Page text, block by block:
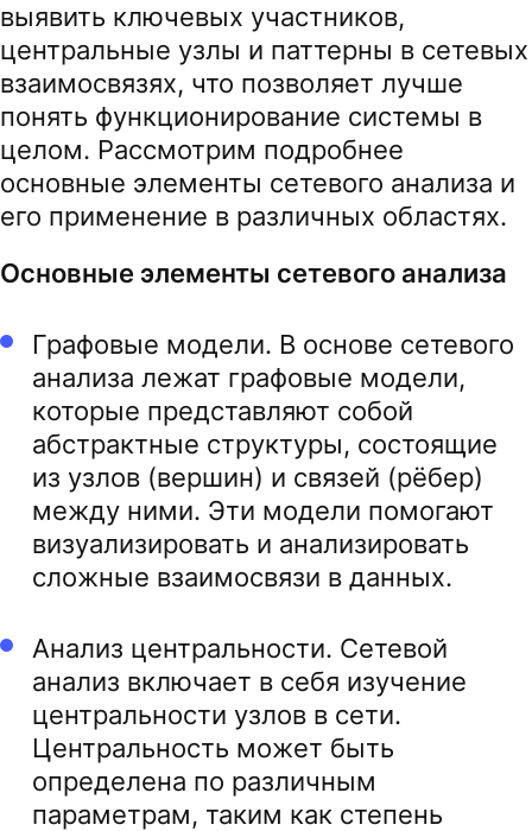
выявить ключевых участников,
центральные узлы и паттерны в сетевых
взаимосвязях, что позволяет лучше
понять функционирование системы в
целом. Рассмотрим подробнее
основные элементы сетевого анализа и
его применение в различных областях.
Основные элементы сетевого анализа
Графовые модели. В основе сетевого
анализа лежат графовые модели,
которые представляют собой
абстрактные структуры, состоящие
из узлов (вершин) и связей (рёбер)
между ними. Эти модели помогают
визуализировать и анализировать
сложные взаимосвязи в данных.
Анализ центральности. Сетевой
анализ включает в себя изучение
центральности узлов в сети.
Центральность может быть
определена по различным
параметрам, таким как степень